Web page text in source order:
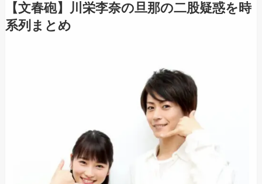
【文春砲】川栄李奈の旦那の二股疑惑を時
系列まとめ